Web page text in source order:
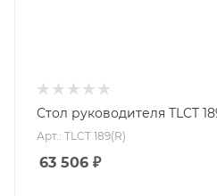
Стол руководителя TLCT
Арт.: TLCT 189(R)
63 506 ₽